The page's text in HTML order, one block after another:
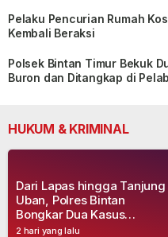
Pelaku Pencurian Rumah
Kembali Beraksi
Polsek Bintan Timur Bekuk
Buron dan Ditangkap di
HUKUM & KRIMINAL
2 hari yang lalu
Dari Lapas hingga Tanjung
Uban, Polres Bintan
Bongkar Dua Kasus
Narkoba, Empat Tersangka